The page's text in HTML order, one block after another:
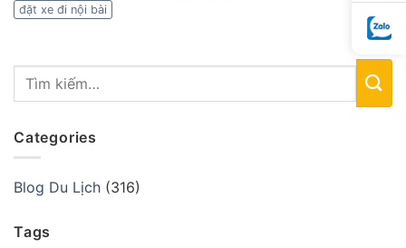
đặt xe đi nội bài
Categories
Blog Du Lịch (316)
Tags